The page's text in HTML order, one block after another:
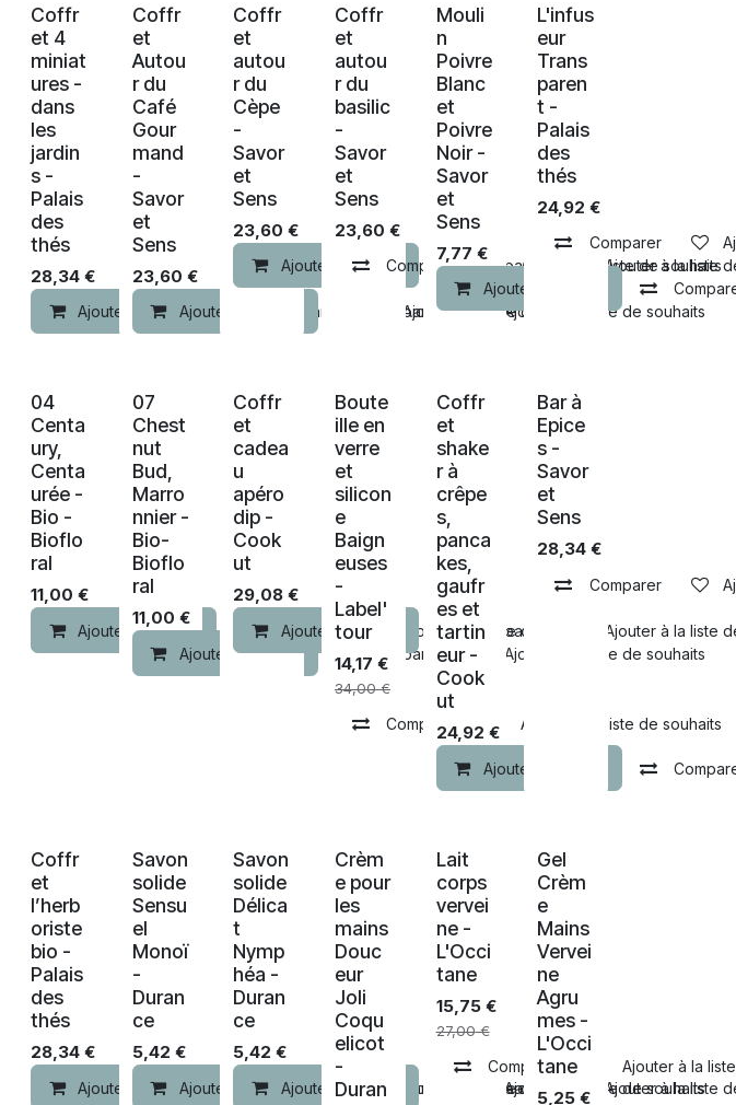
Coffr
et 4
miniat
ures -
dans
les
jardin
s -
Palais
des
thés
28,34 €
Ajouter au panier Comparer Ajouter à la liste de souhaits
Coffr
et
Autou
r du
Café
Gour
mand
-
Savor
et
Sens
23,60 €
Ajouter au panier Comparer Ajouter à la liste de souhaits
Coffr
et
autou
r du
Cèpe
-
Savor
et
Sens
23,60 €
Ajouter au panier Comparer Ajouter à la liste
Coffr
et
autou
r du
basilic
-
Savor
et
Sens
23,60 €
Comparer Ajouter à la liste de souhaits
Mouli
n
Poivre
Blanc
et
Poivre
Noir -
Savor
et
Sens
7,77 €
Ajouter au panier
Nouveau !
L'infus
eur
Trans
paren
t -
Palais
des
thés
24,92 €
Comparer
04
Centa
ury,
Centa
urée -
Bio -
Bioflo
ral
11,00 €
Ajouter au panier Comparer Ajouter à la liste de souhaits
07
Chest
nut
Bud,
Marro
nnier -
Bio-
Bioflo
ral
11,00 €
Ajouter au panier Comparer Ajouter à la liste de souhaits
Coffr
et
cadea
u
apéro
dip -
Cook
ut
29,08 €
Ajouter au panier Comparer Ajouter à la liste
-50% de remise
Boute
ille en
verre
et
silicon
e
Baign
euses
-
Label'
tour
14,17 €
34,00€
Comparer Ajouter à la liste de souhaits
Coffr
et
shake
r à
crêpe
s,
panca
kes,
gaufr
es et
tartin
eur -
Cook
ut
24,92 €
Ajouter au panier
Bar à
Epice
s -
Savor
et
Sens
28,34 €
Comparer
Coffr
et
l’herb
oriste
bio -
Palais
des
thés
28,34 €
Ajouter au panier Comparer Ajouter à la liste de souhaits
Savon
solide
Sensu
el
Monoï
-
Duran
ce
5,42 €
Ajouter au panier Comparer Ajouter à la liste de souhaits
Savon
solide
Délica
t
Nymp
héa -
Duran
ce
5,42 €
Ajouter au panier Comparer Ajouter à la liste
Crèm
e pour
les
mains
Douc
eur
Joli
Coqu
elicot
-
Duran
-30% de remise
Lait
corps
vervei
ne -
L'Occi
tane
15,75€
27,00€
Comparer Ajouter à la
-30% de remise
Gel
Crèm
e
Mains
Vervei
ne
Agru
mes -
L'Occi
tane
5,25 €